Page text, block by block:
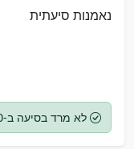
נאמנות סיעתית
לא מרד בסיעה ב-100 ההצבעות האחרונות